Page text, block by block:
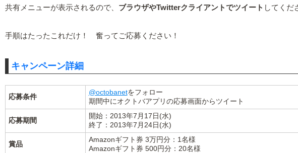
共有メニューが表示されるので、 ブラウザやTwitterクライアントでツイート してくだ
手順はたったこれだけ！ 奮ってご応募ください！
キャンペーン詳細
応募条件
@octobanetをフォロー
期間中にオクトバアプリの応募画面からツイート
応募期間
開始：2013年7月17日(水)
終了：2013年7月24日(水)
賞品
Amazonギフト券 3万円分：1名様
Amazonギフト券 500円分：20名様